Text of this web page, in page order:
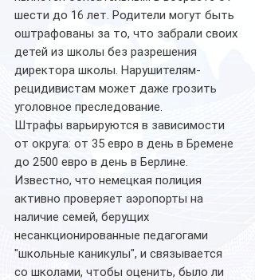
шести до 16 лет. Родители могут быть
оштрафованы за то, что забрали своих
детей из школы без разрешения
директора школы. Нарушителям-
рецидивистам может даже грозить
уголовное преследование.
Штрафы варьируются в зависимости
от округа: от 35 евро в день в Бремене
до 2500 евро в день в Берлине.
Известно, что немецкая полиция
активно проверяет аэропорты на
наличие семей, берущих
несанкционированные педагогами
"школьные каникулы", и связывается
со школами, чтобы оценить, было ли